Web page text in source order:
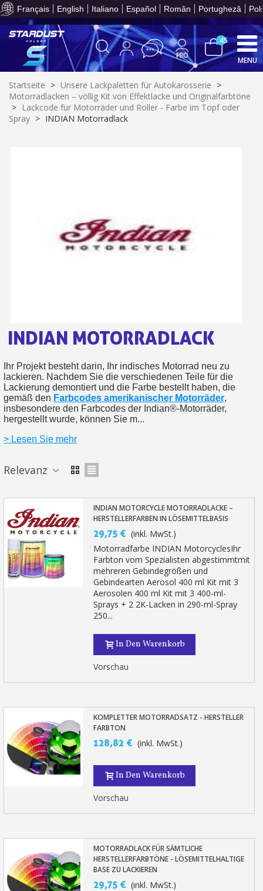
Français English Italiano Español Român Portugheză
Ihr Online-Angebot
10€ Einkaufsgutschein
Rücksendung von
10€ Einkaufsgutschein
10€ Einkaufsgutschein
Zahlung in 4x gebührenfrei
Ihr Online-Angebot
Teilen Sie Ihre Kreationen und
Sammeln Sie mit jeder
Rücksendung von
10€ Einkaufsgutschein
Ihr Online-Angebot
Sammeln Sie mit jeder
10€ Einkaufsgutschein
45
MENU
Startseite > Unsere Lackpaletten für Autokarosserie >
Motorradlacken – völlig Kit von Effektlacke und Originalfarbtöne
> Lackcode für Motorräder und Roller - Farbe im Topf oder
Spray > INDIAN Motorradlack
INDIAN MOTORRADLACK
Ihr Projekt besteht darin, Ihr indisches Motorrad neu zu
lackieren. Nachdem Sie die verschiedenen Teile für die
Lackierung demontiert und die Farbe bestellt haben, die
gemäß den Farbcodes amerikanischer Motorräder,
insbesondere den Farbcodes der Indian®-Motorräder,
hergestellt wurde, können Sie m...
> Lesen Sie mehr
Relevanz
INDIAN MOTORCYCLE MOTORRADLACKE –
HERSTELLERFARBEN IN LÖSEMITTELBASIS
29,75 € (inkl. MwSt.)
Motorradfarbe INDIAN MotorcyclesIhr
Farbton vom Spezialisten abgestimmtmit
mehreren Gebindegrößen und
Gebindearten Aerosol 400 ml Kit mit 3
Aerosolen 400 ml Kit mit 3 400-ml-
Sprays + 2 2K-Lacken in 290-ml-Spray
250...
In Den Warenkorb
Vorschau
KOMPLETTER MOTORRADSATZ - HERSTELLER
FARBTON
128,82 € (inkl. MwSt.)
In Den Warenkorb
Vorschau
MOTORRADLACK FÜR SÄMTLICHE
HERSTELLERFARBTÖNE - LÖSEMITTELHALTIGE
BASE ZU LACKIEREN
29,75 € (inkl. MwSt.)